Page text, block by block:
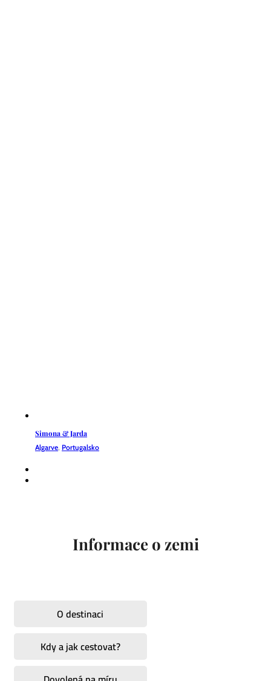
O destinaci
Kdy a jak cestovat?